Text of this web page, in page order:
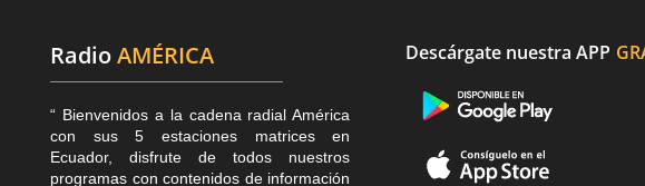
RadioAMÉRICA
“ Bienvenidos a la cadena radial América
con sus 5 estaciones matrices en
Ecuador, disfrute de todos nuestros
programas con contenidos de información
Descárgate nuestra APP